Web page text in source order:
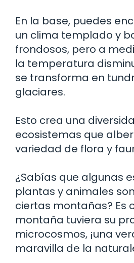
En la base, puedes
un clima templado y
frondosos, pero a
la temperatura
se transforma en
glaciares.
Esto crea una
ecosistemas que
variedad de flora y
¿Sabías que algunas
plantas y animales
ciertas montañas? Es
montaña tuviera su
microcosmos, ¡una
maravilla de la